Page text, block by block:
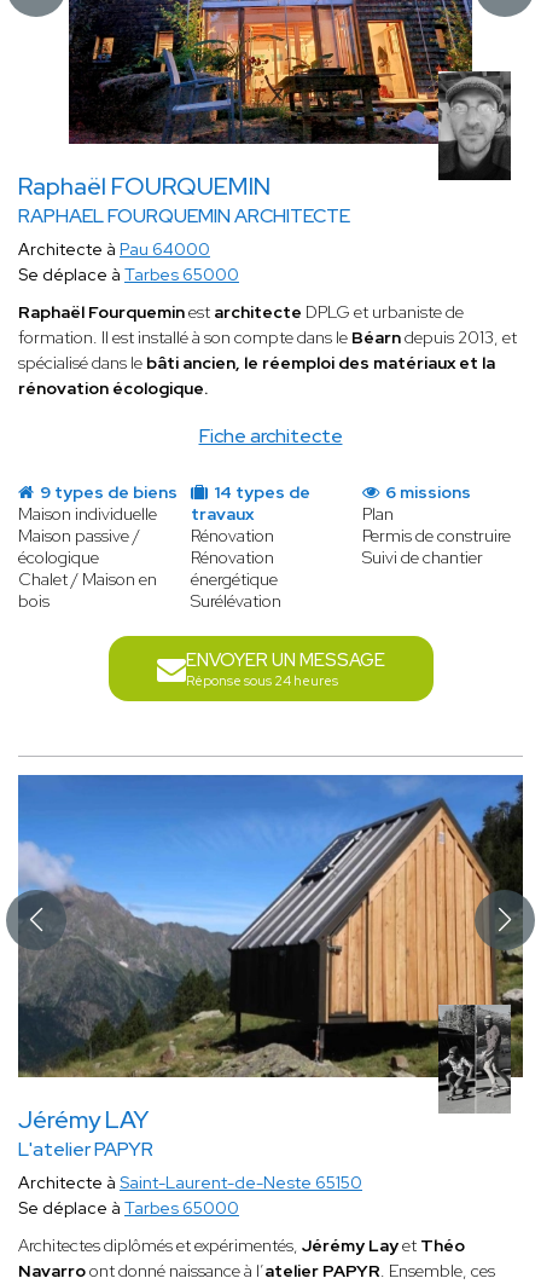
Raphaël FOURQUEMIN
RAPHAEL FOURQUEMIN ARCHITECTE
Fiche architecte
Architecte à Pau 64000
Se déplace à Tarbes 65000
Raphaël Fourqueminest architecte DPLG et urbaniste de
formation. Il est installé à son compte dans le Béarndepuis 2013, et
spécialisé dans le bâti ancien, le réemploi des matériaux et la
rénovation écologique.
9 types de biens
Maison individuelle
Maison passive /
écologique
Chalet / Maison en
bois
14 types de
travaux
Rénovation
Rénovation
énergétique
Surélévation
6 missions
Plan
Permis de construire
Suivi de chantier
ENVOYER UN MESSAGE
Réponse sous 24 heures
Jérémy LAY
L'atelier PAPYR
Architecte à Saint-Laurent-de-Neste 65150
Se déplace à Tarbes 65000
Architectes diplômés et expérimentés, Jérémy Layet Théo
Navarroont donné naissance à l’atelier PAPYR. Ensemble, ces